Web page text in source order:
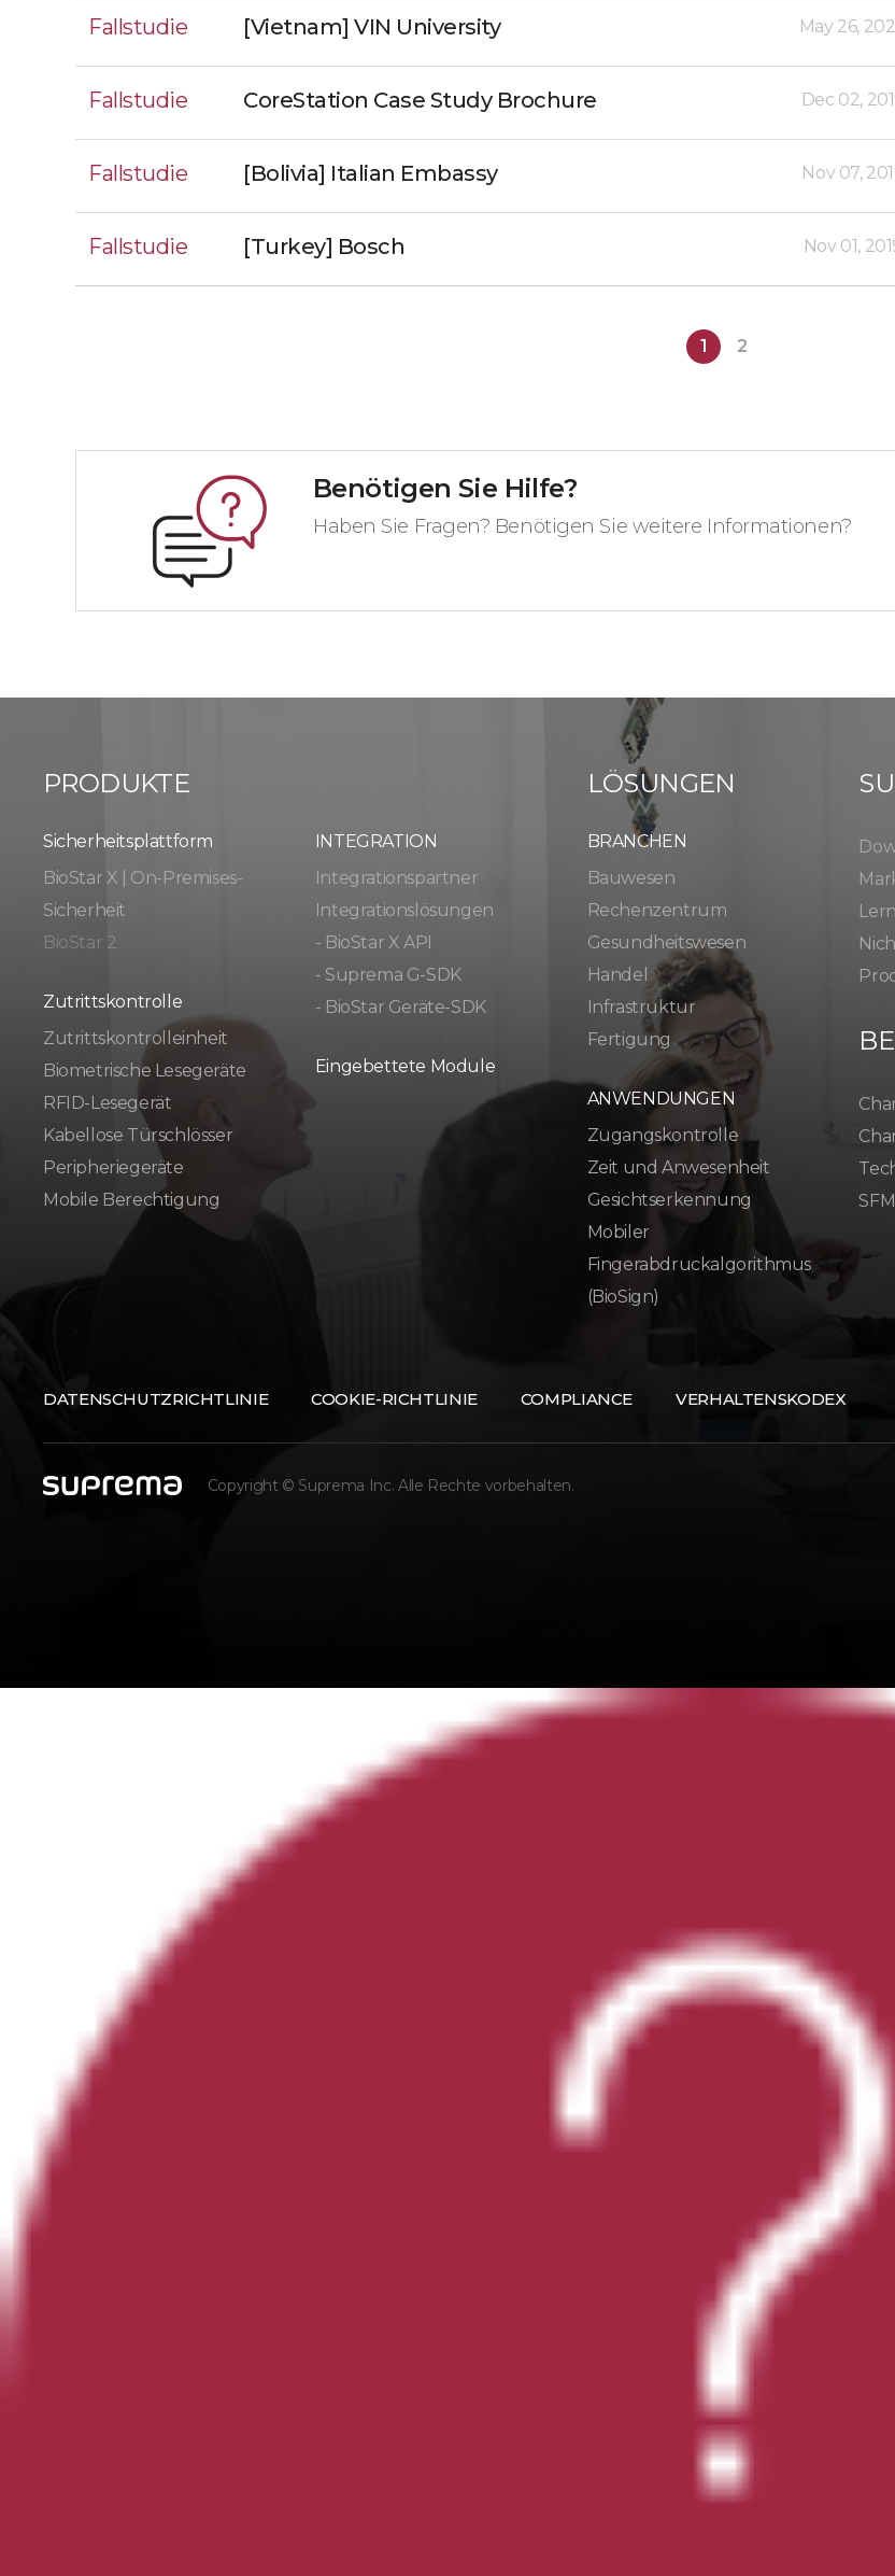
Fallstudie [Vietnam] VIN University May 26,
Fallstudie CoreStation Case Study Brochure Dec 02,
Fallstudie [Bolivia] Italian Embassy Nov 07,
Fallstudie [Turkey] Bosch Nov 01,
1 2
Benötigen Sie Hilfe?
Haben Sie Fragen? Benötigen Sie weitere Informationen?
PRODUKTE
Sicherheitsplattform
BioStar X | On-Premises-
Sicherheit
BioStar 2
Zutrittskontrolle
Zutrittskontrolleinheit
Biometrische Lesegeräte
RFID-Lesegerät
Kabellose Türschlösser
Peripheriegeräte
Mobile Berechtigung
INTEGRATION
Integrationspartner
Integrationslösungen
- BioStar X API
- Suprema G-SDK
- BioStar Geräte-SDK
Eingebettete Module
LÖSUNGEN
BRANCHEN
Bauwesen
Rechenzentrum
Gesundheitswesen
Handel
Infrastruktur
Fertigung
ANWENDUNGEN
Zugangskontrolle
Zeit und Anwesenheit
Gesichtserkennung
Mobiler
Fingerabdruckalgorithmus
(BioSign)
DATENSCHUTZRICHTLINIE COOKIE-RICHTLINIE COMPLIANCE VERHALTENSKODEX
Copyright © Suprema Inc. Alle Rechte vorbehalten.